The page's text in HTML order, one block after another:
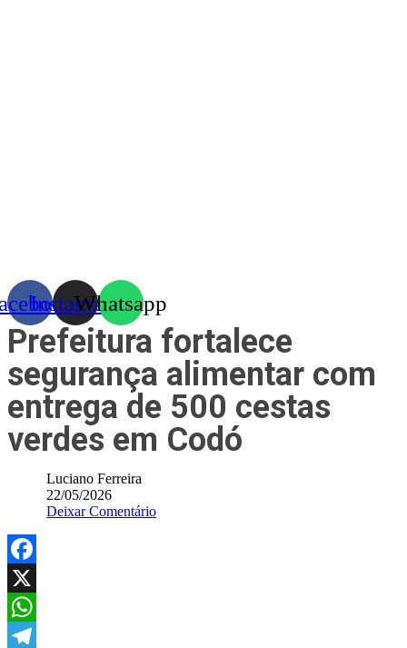
InstagramWhatsapp
Prefeitura fortalece
segurança alimentar com
entrega de 500 cestas
verdes em Codó
Luciano Ferreira
22/05/2026
Deixar Comentário
Facebook
X
WhatsApp